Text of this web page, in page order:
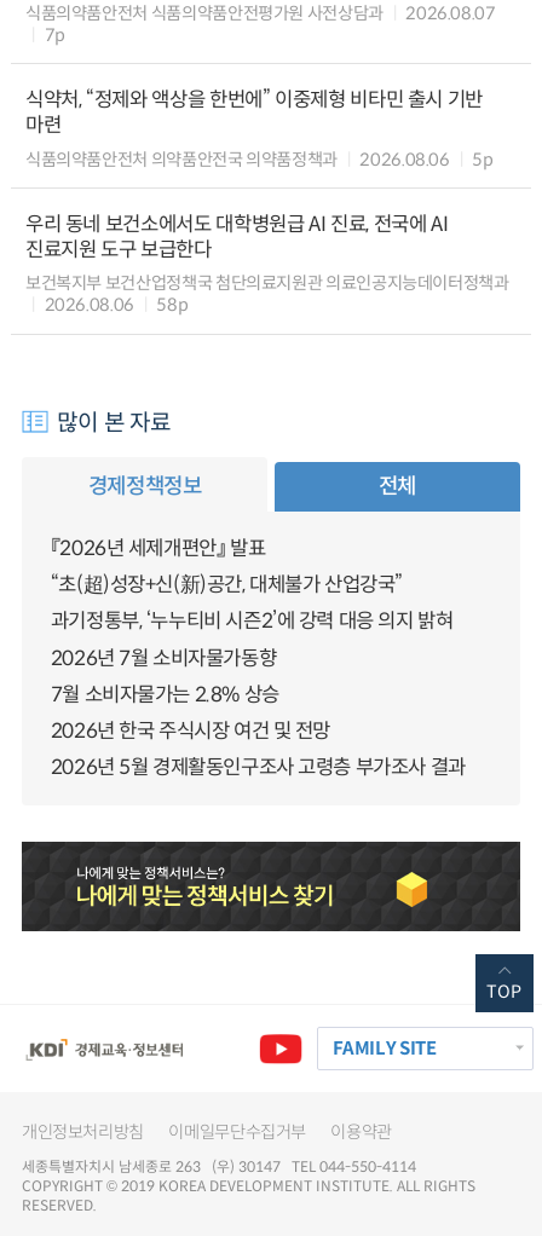
식품의약품안전처 식품의약품안전평가원 사전상담과
2026.08.07
7p
식약처, “정제와 액상을 한번에” 이중제형 비타민 출시 기반
마련
식품의약품안전처 의약품안전국 의약품정책과 2026.08.06 5p
우리 동네 보건소에서도 대학병원급 AI 진료, 전국에 AI
진료지원 도구 보급한다
보건복지부 보건산업정책국 첨단의료지원관 의료인공지능데이터정책과
2026.08.06
58p
많이 본 자료
경제정책정보 전체
『2026년 세제개편안』 발표
“초(超)성장+신(新)공간, 대체불가 산업강국”
과기정통부, ‘누누티비 시즌2’에 강력 대응 의지 밝혀
2026년 7월 소비자물가동향
7월 소비자물가는 2.8% 상승
2026년 한국 주식시장 여건 및 전망
2026년 5월 경제활동인구조사 고령층 부가조사 결과
FAMILY SITE
개인정보처리방침 이메일무단수집거부 이용약관
세종특별자치시 남세종로 263 (우) 30147 TEL 044-550-4114
COPYRIGHT © 2019 KOREA DEVELOPMENT INSTITUTE. ALL RIGHTS
RESERVED.
TOP